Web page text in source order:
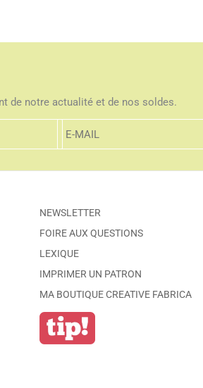
de notre actualité et de nos soldes.
NEWSLETTER
FOIRE AUX QUESTIONS
LEXIQUE
IMPRIMER UN PATRON
MA BOUTIQUE CREATIVE FABRICA